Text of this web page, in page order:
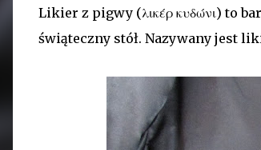
Likier z pigwy (λικέρ κυδώνι) to
świąteczny stół. Nazywany jest